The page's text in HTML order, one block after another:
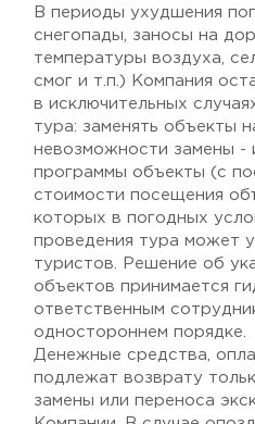
В периоды ухудшения
снегопады, заносы на
температуры воздуха,
смог и т.п.) Компания
в исключительных
тура: заменять объекты
невозможности замены -
программы объекты (с
стоимости посещения
которых в погодных
проведения тура может
туристов. Решение об
объектов принимается
ответственным
одностороннем порядке.
Денежные средства,
подлежат возврату
замены или переноса